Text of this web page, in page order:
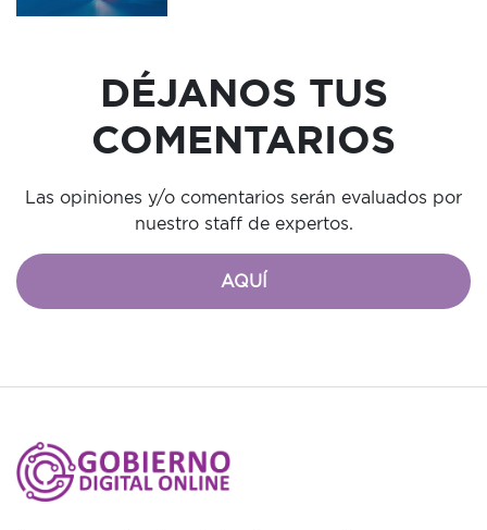
DÉJANOS TUS
COMENTARIOS
Las opiniones y/o comentarios serán evaluados por
nuestro staff de expertos.
AQUÍ